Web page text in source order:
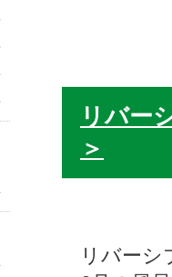
リバー
＞
リバーシ